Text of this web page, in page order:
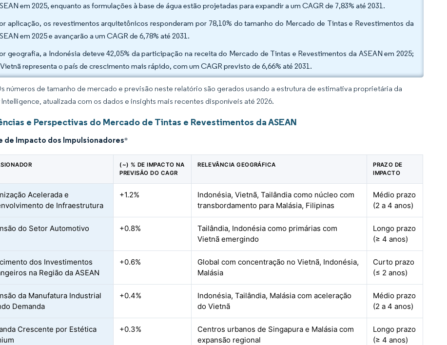
em 2025, enquanto as formulações à base de água estão projetadas para expandir a um CAGR de 7,83% até 2031.
aplicação, os revestimentos arquitetônicos responderam por 78,10% do tamanho do Mercado de Tintas e Revestimentos da
em 2025 e avançarão a um CAGR de 6,78% até 2031.
geografia, a Indonésia deteve 42,05% da participação na receita do Mercado de Tintas e Revestimentos da ASEAN em 2025;
representa o país de crescimento mais rápido, com um CAGR previsto de 6,66% até 2031.
números de tamanho de mercado e previsão neste relatório são gerados usando a estrutura de estimativa proprietária da
atualizada com os dados e insights mais recentes disponíveis até 2026.
e Perspectivas do Mercado de Tintas e Revestimentos da ASEAN
de Impacto dos Impulsionadores*
(~) % DE IMPACTO NA
PREVISÃO DO CAGR
RELEVÂNCIA GEOGRÁFICA
PRAZO DE
IMPACTO
Acelerada e
de Infraestrutura
+1.2%
Indonésia, Vietnã, Tailândia como núcleo com
transbordamento para Malásia, Filipinas
Médio prazo
(2 a 4 anos)
do Setor Automotivo +0.8%
Tailândia, Indonésia como primárias com
Vietnã emergindo
Longo prazo
(≥ 4 anos)
dos Investimentos
na Região da ASEAN
+0.6%
Global com concentração no Vietnã, Indonésia,
Malásia
Curto prazo
(≤ 2 anos)
da Manufatura Industrial
Demanda
+0.4%
Indonésia, Tailândia, Malásia com aceleração
do Vietnã
Médio prazo
(2 a 4 anos)
Crescente por Estética
+0.3%
Centros urbanos de Singapura e Malásia com
expansão regional
Longo prazo
(≥ 4 anos)